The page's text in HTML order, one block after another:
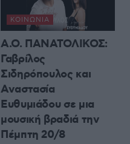
ΚΟΙΝΩΝΊΑ
Α.Ο. ΠΑΝΑΤΟΛΙΚΟΣ:
Γαβρίλος
Σιδηρόπουλος και
Αναστασία
Ευθυμιάδου σε μια
μουσική βραδιά την
Πέμπτη 20/8